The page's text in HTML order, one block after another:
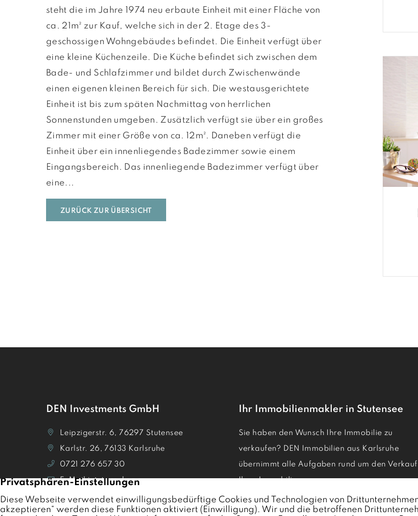
steht die im Jahre 1974 neu erbaute Einheit mit einer Fläche von
ca. 21m² zur Kauf, welche sich in der 2. Etage des 3-
geschossigen Wohngebäudes befindet. Die Einheit verfügt über
eine kleine Küchenzeile. Die Küche befindet sich zwischen dem
Bade- und Schlafzimmer und bildet durch Zwischenwände
einen eigenen kleinen Bereich für sich. Die westausgerichtete
Einheit ist bis zum späten Nachmittag von herrlichen
Sonnenstunden umgeben. Zusätzlich verfügt sie über ein großes
Zimmer mit einer Größe von ca. 12m². Daneben verfügt die
Einheit über ein innenliegendes Badezimmer sowie einem
Eingangsbereich. Das innenliegende Badezimmer verfügt über
eine...
ZURÜCK ZUR ÜBERSICHT
DEN Investments GmbH
Leipzigerstr. 6, 76297 Stutensee
Karlstr. 26, 76133 Karlsruhe
0721 276 657 30
E-Mail jetzt senden
Termin vereinbaren
Bewertungen auf Trustpilot
Ihr Immobilienmakler in Stutensee
Sie haben den Wunsch Ihre Immobilie zu
verkaufen? DEN Immobilien aus Karlsruhe
übernimmt alle Aufgaben rund um den Verkauf
Ihrer Immobilie.
Immobilie verkaufen